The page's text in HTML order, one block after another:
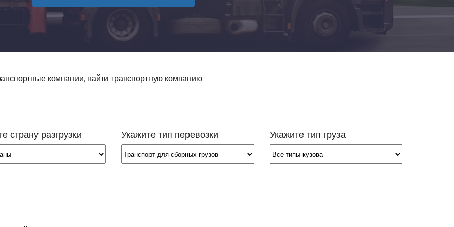
грузоперевозок
опасных грузов
сыпучих и жидких грузов
автомобилей
Транспорт для сборных грузов
компании, найти транспортную компанию
страну разгрузки Укажите тип перевозки Укажите тип груза